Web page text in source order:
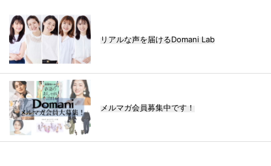
リアルな声を届けるDomani Lab
メルマガ会員募集中です！